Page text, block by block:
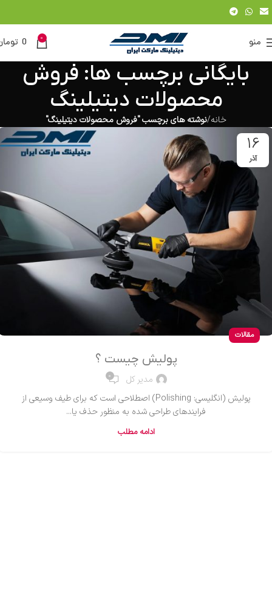
منو 0
0
بایگانی برچسب ها: فروش
محصولات دیتیلینگ
خانه نوشته های برچسب "فروش محصولات دیتیلینگ"
16
آذر
مقالات
پولیش چیست ؟
مدیر کل 0
پولیش (انگلیسی: Polishing) اصطلاحی است که برای طیف وسیعی از
فرایندهای طراحی شده به منظور حذف یا...
ادامه مطلب